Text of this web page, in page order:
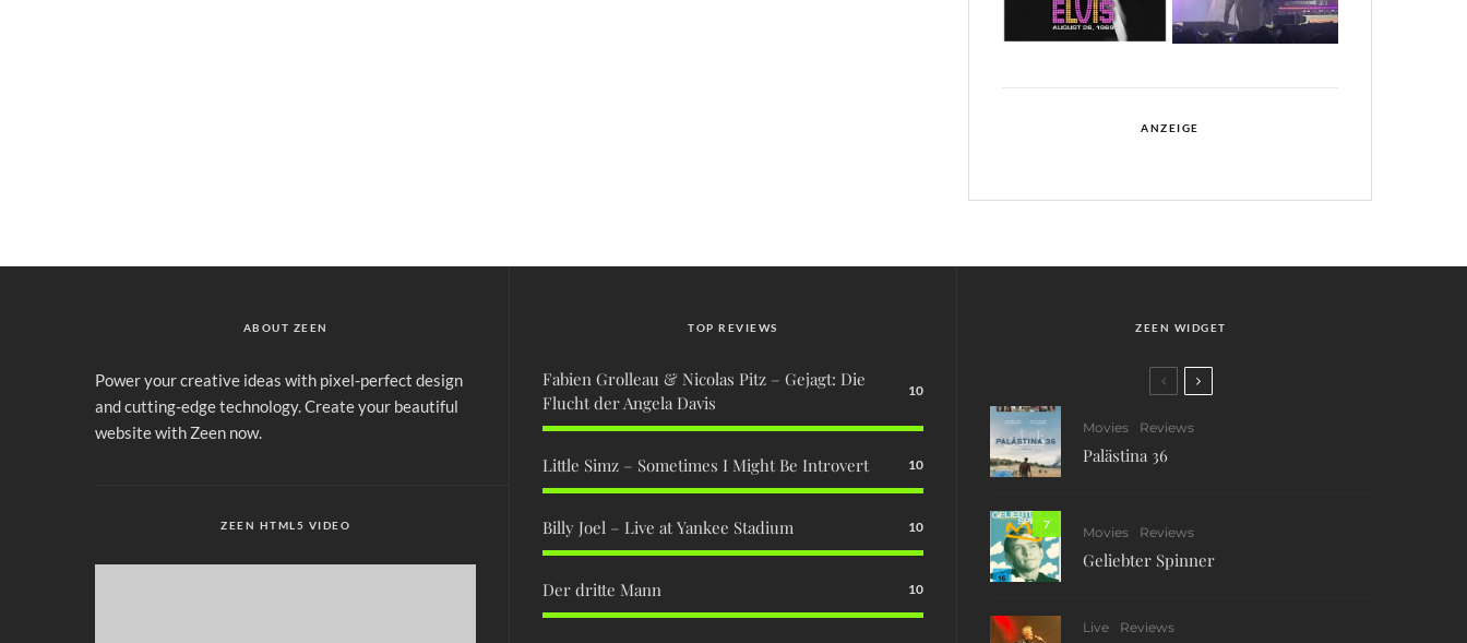
ANZEIGE
ABOUT ZEEN
Power your creative ideas with pixel-perfect design
and cutting-edge technology. Create your beautiful
website with Zeen now.
ZEEN HTML5 VIDEO
TOP REVIEWS
Fabien Grolleau & Nicolas Pitz – Gejagt: Die
Flucht der Angela Davis
10
Little Simz – Sometimes I Might Be Introvert 10
Billy Joel – Live at Yankee Stadium 10
Der dritte Mann 10
ZEEN WIDGET
Movies Reviews
Palästina 36
7
Movies Reviews
Geliebter Spinner
Live Reviews